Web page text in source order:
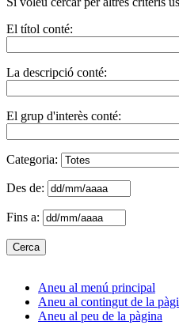
El títol conté:
La descripció conté:
El grup d'interès conté:
Categoria:
Des de:
Fins a:
Aneu al menú principal
Aneu al contingut de la
Aneu al peu de la pàgina